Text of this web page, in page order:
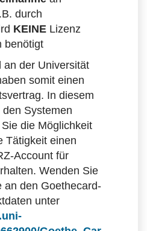
durch
KEINE Lizenz
benötigt
an der Universität
somit einen
In diesem
Systemen
die Möglichkeit
Tätigkeit einen
Account für
Wenden Sie
an den Goethecard-
unter